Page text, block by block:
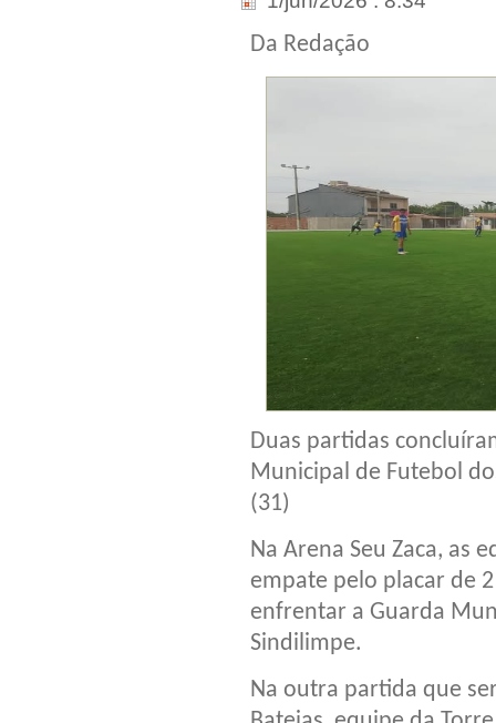
Da Redação
Duas partidas
Municipal de Futebol
(31)
Na Arena Seu Zaca, as
empate pelo placar de
enfrentar a Guarda
Sindilimpe.
Na outra partida que